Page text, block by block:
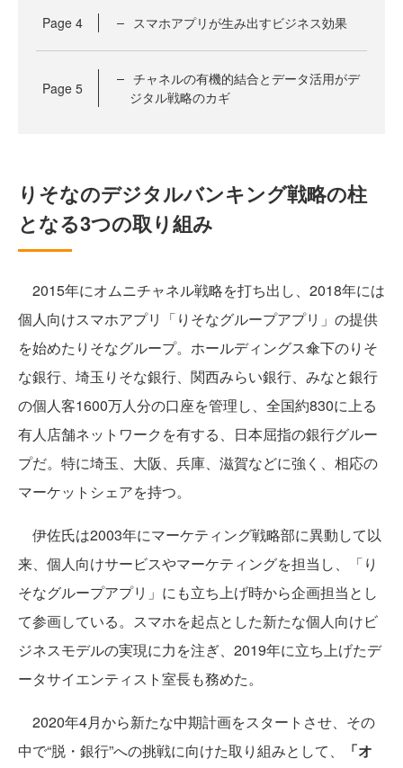
Page 4 スマホアプリが生み出すビジネス効果
Page 5
チャネルの有機的結合とデータ活用がデ
ジタル戦略のカギ
りそなのデジタルバンキング戦略の柱
となる3つの取り組み
2015年にオムニチャネル戦略を打ち出し、2018年には
個人向けスマホアプリ「りそなグループアプリ」の提供
を始めたりそなグループ。ホールディングス傘下のりそ
な銀行、埼玉りそな銀行、関西みらい銀行、みなと銀行
の個人客1600万人分の口座を管理し、全国約830に上る
有人店舗ネットワークを有する、日本屈指の銀行グルー
プだ。特に埼玉、大阪、兵庫、滋賀などに強く、相応の
マーケットシェアを持つ。
伊佐氏は2003年にマーケティング戦略部に異動して以
来、個人向けサービスやマーケティングを担当し、「り
そなグループアプリ」にも立ち上げ時から企画担当とし
て参画している。スマホを起点とした新たな個人向けビ
ジネスモデルの実現に力を注ぎ、2019年に立ち上げたデ
ータサイエンティスト室長も務めた。
2020年4月から新たな中期計画をスタートさせ、その
中で“脱・銀行”への挑戦に向けた取り組みとして、
「オ